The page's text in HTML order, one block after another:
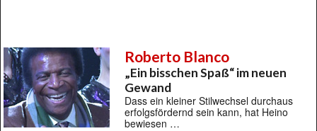
Roberto Blanco
„Ein bisschen Spaß“ im neuen
Gewand
Dass ein kleiner Stilwechsel durchaus
erfolgsfördernd sein kann, hat Heino
bewiesen …